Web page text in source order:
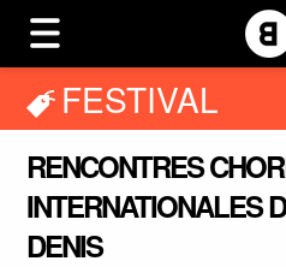
FESTIVAL
RENCONTRES
INTERNATIONALES
DENIS